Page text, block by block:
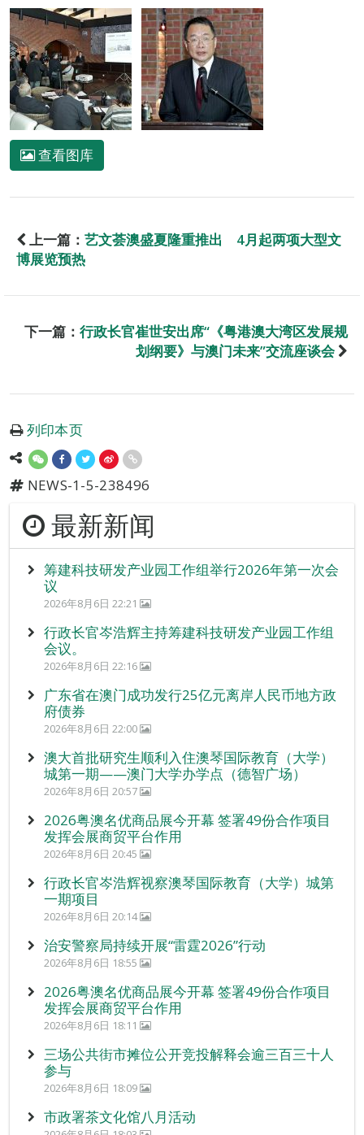
查看图库
上一篇： 艺文荟澳盛夏隆重推出 4月起两项大型文
博展览预热
下一篇： 行政长官崔世安出席“《粤港澳大湾区发展规
划纲要》与澳门未来”交流座谈会
列印本页
NEWS-1-5-238496
最新新闻
筹建科技研发产业园工作组举行2026年第一次会
议
2026年8月6日 22:21
行政长官岑浩辉主持筹建科技研发产业园工作组
会议。
2026年8月6日 22:16
广东省在澳门成功发行25亿元离岸人民币地方政
府债券
2026年8月6日 22:00
澳大首批研究生顺利入住澳琴国际教育（大学）
城第一期——澳门大学办学点（德智广场）
2026年8月6日 20:57
2026粤澳名优商品展今开幕 签署49份合作项目
发挥会展商贸平台作用
2026年8月6日 20:45
行政长官岑浩辉视察澳琴国际教育（大学）城第
一期项目
2026年8月6日 20:14
治安警察局持续开展“雷霆2026”行动
2026年8月6日 18:55
2026粤澳名优商品展今开幕 签署49份合作项目
发挥会展商贸平台作用
2026年8月6日 18:11
三场公共街市摊位公开竞投解释会逾三百三十人
参与
2026年8月6日 18:09
市政署茶文化馆八月活动